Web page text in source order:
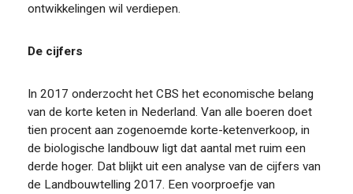
ontwikkelingen wil verdiepen.
De cijfers
In 2017 onderzocht het CBS het economische belang
van de korte keten in Nederland. Van alle boeren doet
tien procent aan zogenoemde korte-ketenverkoop, in
de biologische landbouw ligt dat aantal met ruim een
derde hoger. Dat blijkt uit een analyse van de cijfers van
de Landbouwtelling 2017. Een voorproefje van